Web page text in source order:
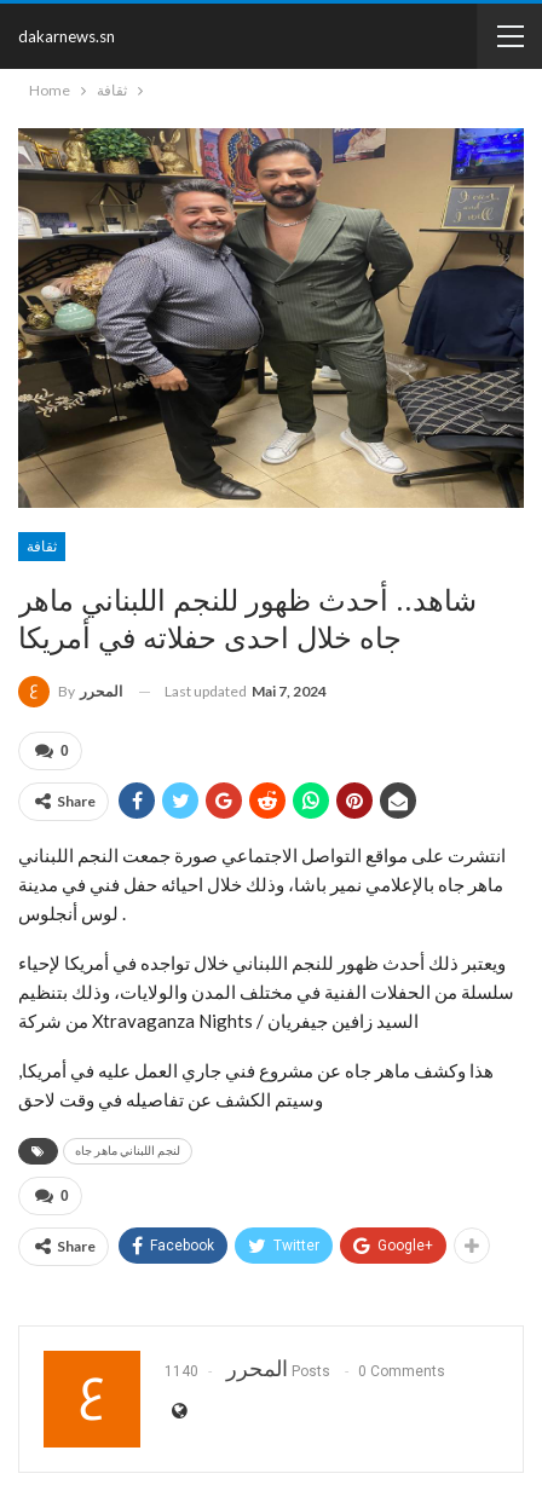
dakarnews.sn
Home ثقافة
ثقافة
شاهد.. أحدث ظهور للنجم اللبناني ماهر
By المحرر Last updated Mai 7, 2024
0
Share
انتشرت على مواقع التواصل الاجتماعي صورة جمعت النجم اللبناني
ماهر جاه بالإعلامي نمير باشا، وذلك خلال احيائه حفل فني في مدينة
لوس أنجلوس .
ويعتبر ذلك أحدث ظهور للنجم اللبناني خلال تواجده في أمريكا لإحياء
سلسلة من الحفلات الفنية في مختلف المدن والولايات، وذلك بتنظيم
من شركة Xtravaganza Nights / السيد زافين جيفريان
هذا وكشف ماهر جاه عن مشروع فني جاري العمل عليه في أمريكا,
وسيتم الكشف عن تفاصيله في وقت لاحق
لنجم اللبناني ماهر جاه
0
Share Facebook Twitter Google+
المحرر 1140 Posts 0 Comments